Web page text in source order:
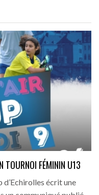
TOURNOI FÉMININ U13
d’Echirolles écrit une